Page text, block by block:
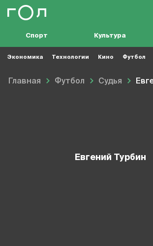
Спорт Культура
Экономика Технологии Кино Футбол
Главная Футбол Судья
Евгений Турбин